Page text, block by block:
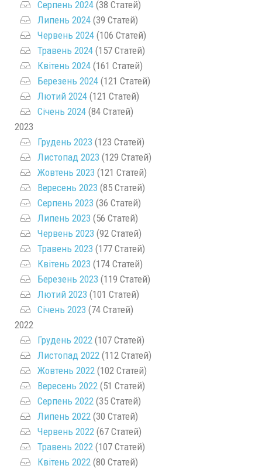
Серпень 2024 (38 Статей)
Липень 2024 (39 Статей)
Червень 2024 (106 Статей)
Травень 2024 (157 Статей)
Квітень 2024 (161 Статей)
Березень 2024 (121 Статей)
Лютий 2024 (121 Статей)
Січень 2024 (84 Статей)
2023
Грудень 2023 (123 Статей)
Листопад 2023 (129 Статей)
Жовтень 2023 (121 Статей)
Вересень 2023 (85 Статей)
Серпень 2023 (36 Статей)
Липень 2023 (56 Статей)
Червень 2023 (92 Статей)
Травень 2023 (177 Статей)
Квітень 2023 (174 Статей)
Березень 2023 (119 Статей)
Лютий 2023 (101 Статей)
Січень 2023 (74 Статей)
2022
Грудень 2022 (107 Статей)
Листопад 2022 (112 Статей)
Жовтень 2022 (102 Статей)
Вересень 2022 (51 Статей)
Серпень 2022 (35 Статей)
Липень 2022 (30 Статей)
Червень 2022 (67 Статей)
Травень 2022 (107 Статей)
Квітень 2022 (80 Статей)